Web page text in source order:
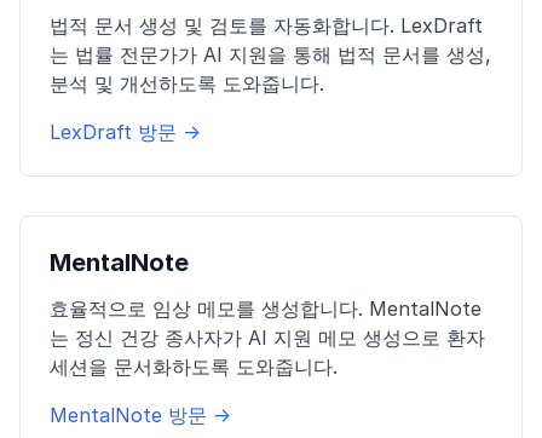
법적 문서 생성 및 검토를 자동화합니다. LexDraft
는 법률 전문가가 AI 지원을 통해 법적 문서를 생성,
분석 및 개선하도록 도와줍니다.
LexDraft 방문 →
MentalNote
효율적으로 임상 메모를 생성합니다. MentalNote
는 정신 건강 종사자가 AI 지원 메모 생성으로 환자
세션을 문서화하도록 도와줍니다.
MentalNote 방문 →